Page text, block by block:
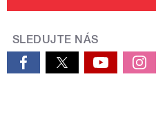
SLEDUJTE NÁS